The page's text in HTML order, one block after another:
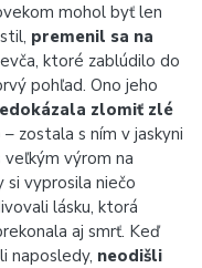
mohol byť len
premenil sa na
ktoré zablúdilo do
pohľad. Ono jeho
zlomiť zlé
zostala s ním v jaskyni
veľkým výrom na
vyprosila niečo
lásku, ktorá
aj smrť. Keď
naposledy, neodišli